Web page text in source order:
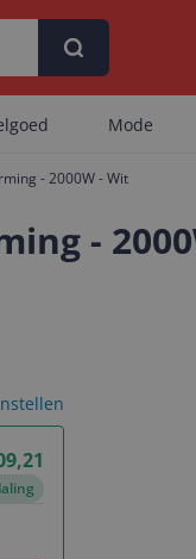
Mode
- 2000W - Wit
-